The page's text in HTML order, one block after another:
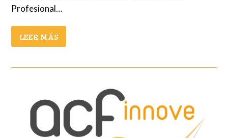
Profesional…
LEER MÁS